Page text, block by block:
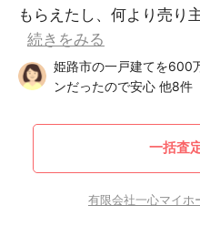
もらえたし、何より売り
続きをみる
姫路市の一戸建てを600
ンだったので安心 他8件
一括査
有限会社一心マイホ